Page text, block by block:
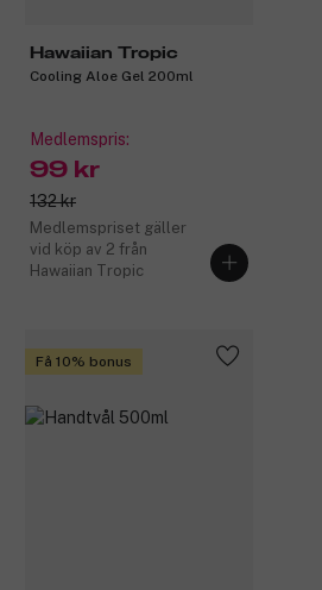
Hawaiian Tropic
Cooling Aloe Gel 200ml
Medlemspris:
99 kr
132 kr
Medlemspriset gäller
vid köp av 2 från
Hawaiian Tropic
Få 10% bonus